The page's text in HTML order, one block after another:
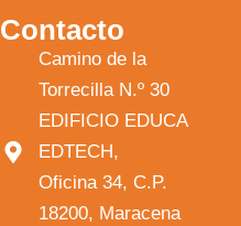
Contacto
Camino de la
Torrecilla N.º 30
EDIFICIO EDUCA
EDTECH,
Oficina 34, C.P.
18200, Maracena